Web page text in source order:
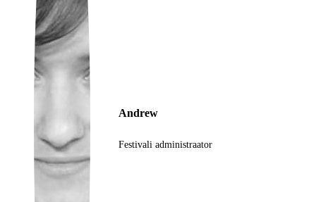
Ukrainian
Andrew
Festivali administraator